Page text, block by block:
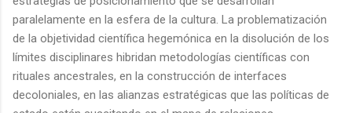
paralelamente en la esfera de la cultura. La problematización
de la objetividad científica hegemónica en la disolución de los
límites disciplinares hibridan metodologías científicas con
rituales ancestrales, en la construcción de interfaces
decoloniales, en las alianzas estratégicas que las políticas de